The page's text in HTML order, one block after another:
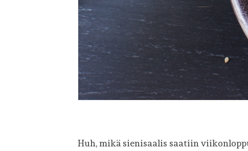
Huh, mikä sienisaalis saatiin